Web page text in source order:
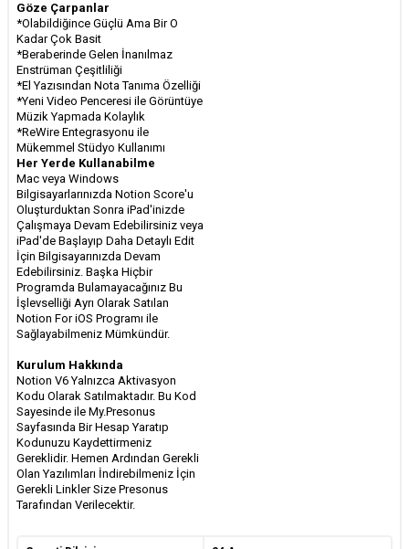
Göze Çarpanlar
*Olabildiğince Güçlü Ama Bir O
Kadar Çok Basit
*Beraberinde Gelen İnanılmaz
Enstrüman Çeşitliliği
*El Yazısından Nota Tanıma Özelliği
*Yeni Video Penceresi ile Görüntüye
Müzik Yapmada Kolaylık
*ReWire Entegrasyonu ile
Mükemmel Stüdyo Kullanımı
Her Yerde Kullanabilme
Mac veya Windows
Bilgisayarlarınızda Notion Score'u
Oluşturduktan Sonra iPad'inizde
Çalışmaya Devam Edebilirsiniz veya
iPad'de Başlayıp Daha Detaylı Edit
İçin Bilgisayarınızda Devam
Edebilirsiniz. Başka Hiçbir
Programda Bulamayacağınız Bu
İşlevselliği Ayrı Olarak Satılan
Notion For iOS Programı ile
Sağlayabilmeniz Mümkündür.
Kurulum Hakkında
Notion V6 Yalnızca Aktivasyon
Kodu Olarak Satılmaktadır. Bu Kod
Sayesinde ile My.Presonus
Sayfasında Bir Hesap Yaratıp
Kodunuzu Kaydettirmeniz
Gereklidir. Hemen Ardından Gerekli
Olan Yazılımları İndirebilmeniz İçin
Gerekli Linkler Size Presonus
Tarafından Verilecektir.